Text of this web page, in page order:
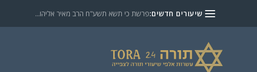
שיעורים חדשים:פרשת כי תשא תשע"ח הרב מאיר אליהו...